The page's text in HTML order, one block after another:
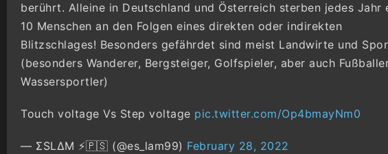
berührt. Alleine in Deutschland und Österreich sterben jedes Jahr
10 Menschen an den Folgen eines direkten oder indirekten
Blitzschlages! Besonders gefährdet sind meist Landwirte und
(besonders Wanderer, Bergsteiger, Golfspieler, aber auch
Wassersportler)
Touch voltage Vs Step voltage pic.twitter.com/Op4bmayNm0
— ΣSLΔM ⚡️🇵🇸 (@es_lam99) February 28, 2022